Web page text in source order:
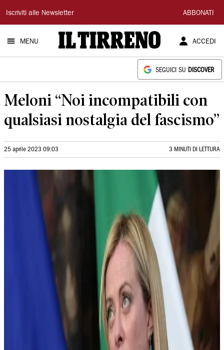
Il
Tirreno
Iscriviti alle Newsletter ABBONATI
MENU ACCEDI
SEGUICI SU DISCOVER
Meloni “Noi incompatibili con
qualsiasi nostalgia del fascismo”
25 aprile 2023 09:03 3 MINUTI DI LETTURA